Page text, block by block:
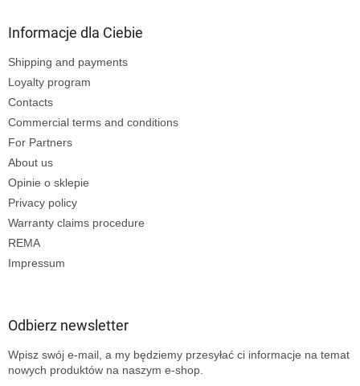
Informacje dla Ciebie
Shipping and payments
Loyalty program
Contacts
Commercial terms and conditions
For Partners
About us
Opinie o sklepie
Privacy policy
Warranty claims procedure
REMA
Impressum
Odbierz newsletter
Wpisz swój e-mail, a my będziemy przesyłać ci informacje na temat
nowych produktów na naszym e-shop.